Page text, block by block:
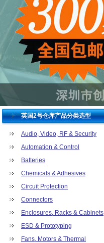
英国2号仓库产品分类选型
Audio, Video, RF & Security
Automation & Control
Batteries
Chemicals & Adhesives
Circuit Protection
Connectors
Enclosures, Racks & Cabinets
ESD & Prototyping
Fans, Motors & Thermal